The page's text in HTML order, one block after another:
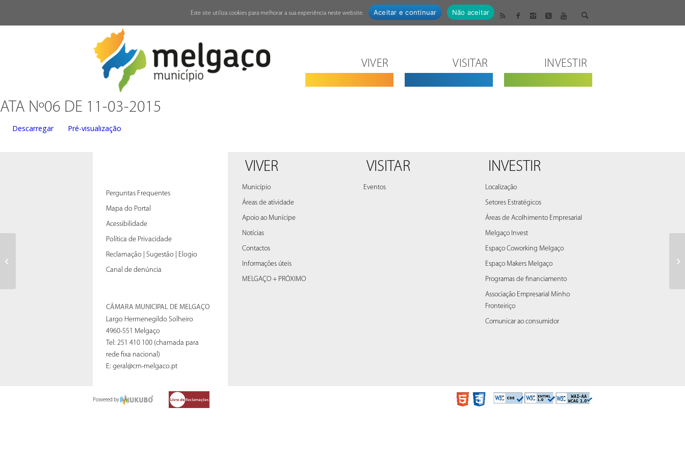
VIVER VISITAR INVESTIR
ATA Nº06 DE 11-03-2015
Descarregar Pré-visualização
Perguntas Frequentes
Mapa do Portal
Acessibilidade
Política de Privacidade
Reclamação | Sugestão | Elogio
Canal de denúncia
CÂMARA MUNICIPAL DE MELGAÇO
Largo Hermenegildo Solheiro
4960-551 Melgaço
Tel: 251 410 100 (chamada para
rede fixa nacional)
E:geral@cm-melgaco.pt
VIVER
Município
Áreas de atividade
Apoio ao Munícipe
Notícias
Contactos
Informações úteis
MELGAÇO + PRÓXIMO
VISITAR
Eventos
INVESTIR
Localização
Setores Estratégicos
Áreas de Acolhimento Empresarial
Melgaço Invest
Espaço Coworking Melgaço
Espaço Makers Melgaço
Programas de financiamento
Associação Empresarial Minho
Fronteiriço
Comunicar ao consumidor
Powered by
Este site utiliza cookies para melhorar a sua experiência neste website. Aceitar e continuar Não aceitar